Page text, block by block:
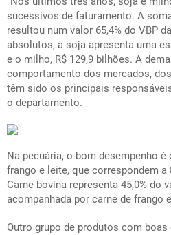
sucessivos de faturamento. A
resultou num valor 65,4% do VBP
absolutos, a soja apresenta uma
e o milho, R$ 129,9 bilhões. A
comportamento dos mercados,
têm sido os principais
o departamento.
Na pecuária, o bom desempenho
frango e leite, que correspondem a
Carne bovina representa 45,0% do
acompanhada por carne de frango
Outro grupo de produtos com